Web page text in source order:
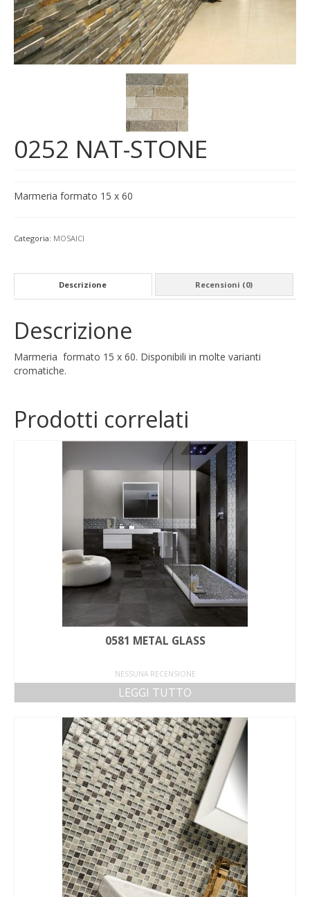
RUBINETTERIA
CAMINI E STUFE
0252 NAT-STONE
Marmeria formato 15 x 60
Categoria: MOSAICI
Descrizione Recensioni (0)
Descrizione
Marmeria formato 15 x 60. Disponibili in molte varianti
cromatiche.
Prodotti correlati
0581 METAL GLASS
NESSUNA RECENSIONE
LEGGI TUTTO